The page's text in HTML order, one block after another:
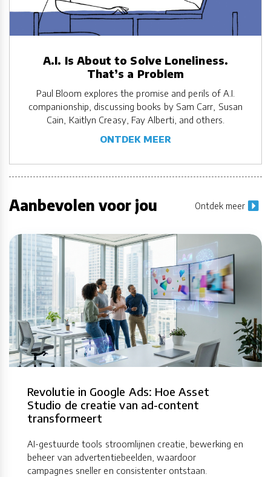
A.I. Is About to Solve Loneliness.
That’s a Problem
Paul Bloom explores the promise and perils of A.I.
companionship, discussing books by Sam Carr, Susan
Cain, Kaitlyn Creasy, Fay Alberti, and others.
ONTDEK MEER
Aanbevolen voor jou Ontdek meer
Revolutie in Google Ads: Hoe Asset
Studio de creatie van ad-content
transformeert
AI-gestuurde tools stroomlijnen creatie, bewerking en
beheer van advertentiebeelden, waardoor
campagnes sneller en consistenter ontstaan.